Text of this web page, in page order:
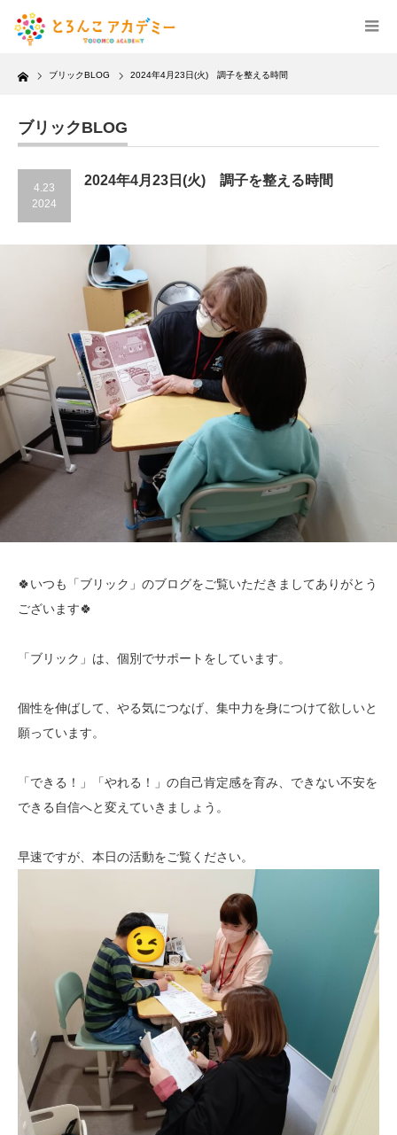
Home ブリックBLOG 2024年4月23日(火) 調子を整える時間
ブリックBLOG
4.23
2024
2024年4月23日(火) 調子を整える時間
🍀いつも「ブリック」のブログをご覧いただきましてありがとう
ございます🍀
「ブリック」は、個別でサポートをしています。
個性を伸ばして、やる気につなげ、集中力を身につけて欲しいと
願っています。
「できる！」「やれる！」の自己肯定感を育み、できない不安を
できる自信へと変えていきましょう。
早速ですが、本日の活動をご覧ください。